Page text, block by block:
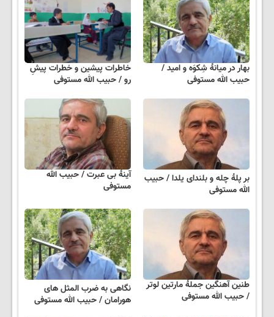
بهار در میانهٔ شِکوَه و امید /
حبیب الله مستوفی
خاطرات پیشین و خطرات پیشِ
رو / حبیب الله مستوفی
بر پلهٔ چله و بلندای یلدا / حبیب
الله مستوفی
آینهٔ بی عبرت / حبیب الله
مستوفی
طنین آهنگین جملهٔ مارتین لوتر
/ حبیب الله مستوفی
نگاهی به ضرب المثل های
هورامان / حبیب الله مستوفی